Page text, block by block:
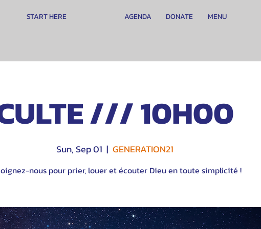
START HERE DONATE MENU
AGENDA
/// 10H00
Sun, Sep 01
  |
GENERATION21
nous pour prier, louer et écouter Dieu en toute simplicité !